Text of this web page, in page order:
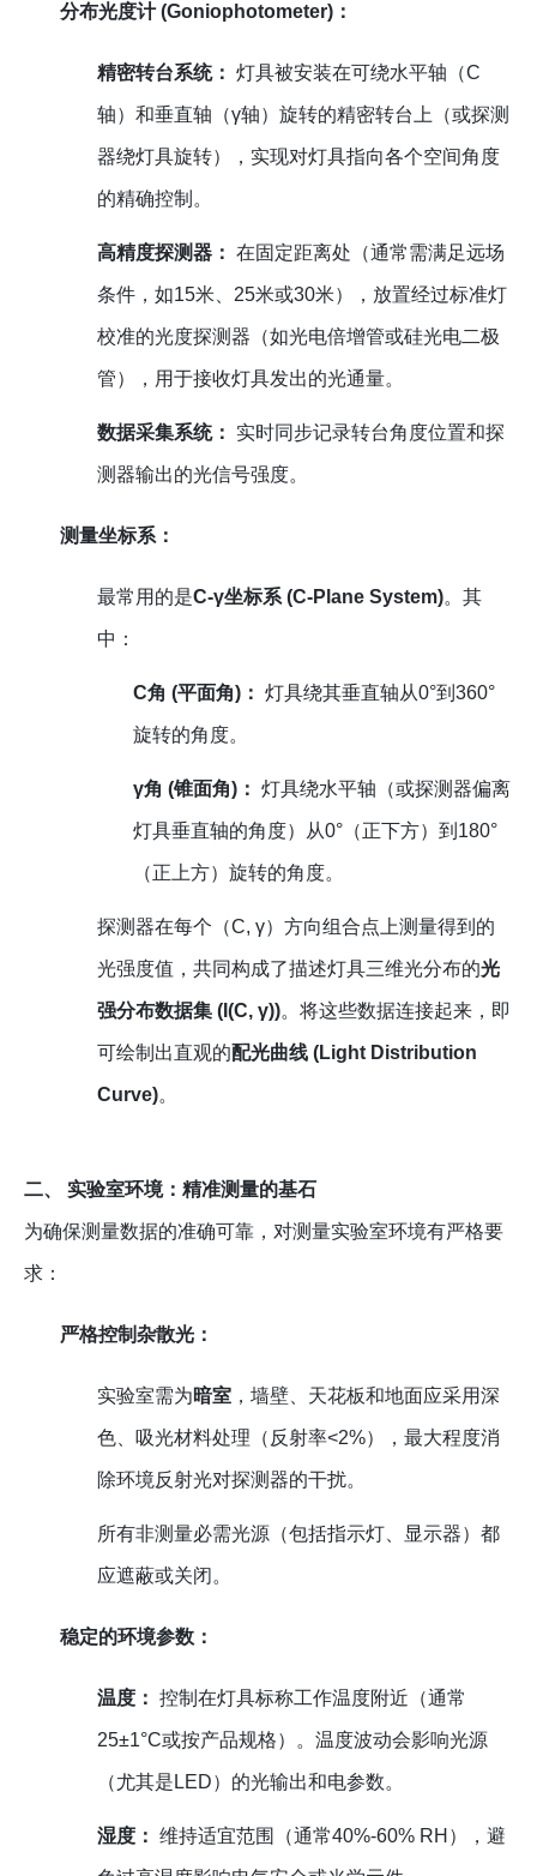
分布光度计 (Goniophotometer)：
精密转台系统： 灯具被安装在可绕水平轴（C
轴）和垂直轴（γ轴）旋转的精密转台上（或探测
器绕灯具旋转），实现对灯具指向各个空间角度
的精确控制。
高精度探测器： 在固定距离处（通常需满足远场
条件，如15米、25米或30米），放置经过标准灯
校准的光度探测器（如光电倍增管或硅光电二极
管），用于接收灯具发出的光通量。
数据采集系统： 实时同步记录转台角度位置和探
测器输出的光信号强度。
测量坐标系：
最常用的是C-γ坐标系 (C-Plane System)。其
中：
C角 (平面角)： 灯具绕其垂直轴从0°到360°
旋转的角度。
γ角 (锥面角)： 灯具绕水平轴（或探测器偏离
灯具垂直轴的角度）从0°（正下方）到180°
（正上方）旋转的角度。
探测器在每个（C, γ）方向组合点上测量得到的
光强度值，共同构成了描述灯具三维光分布的光
强分布数据集 (I(C, γ))。将这些数据连接起来，即
可绘制出直观的配光曲线 (Light Distribution
Curve)。
二、 实验室环境：精准测量的基石
为确保测量数据的准确可靠，对测量实验室环境有严格要
求：
严格控制杂散光：
实验室需为暗室，墙壁、天花板和地面应采用深
色、吸光材料处理（反射率<2%），最大程度消
除环境反射光对探测器的干扰。
所有非测量必需光源（包括指示灯、显示器）都
应遮蔽或关闭。
稳定的环境参数：
温度： 控制在灯具标称工作温度附近（通常
25±1°C或按产品规格）。温度波动会影响光源
（尤其是LED）的光输出和电参数。
湿度： 维持适宜范围（通常40%-60% RH），避